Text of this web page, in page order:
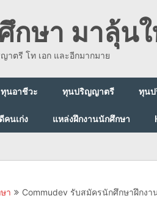
กษา มาลุ้น
ตรี โท เอก และอีกมากมาย
ทุนอาชีวะ ทุนปริญญาตรี ทุน
นเก่ง แหล่งฝึกงานนักศึกษา
า Commudev รับสมัครนักศึกษาฝึกงา